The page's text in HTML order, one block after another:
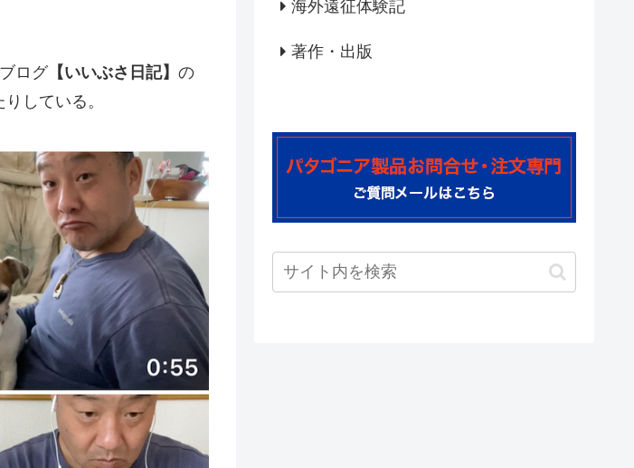
ログ【いいぶさ日記】 の
している。
海外遠征体験記
著作・出版